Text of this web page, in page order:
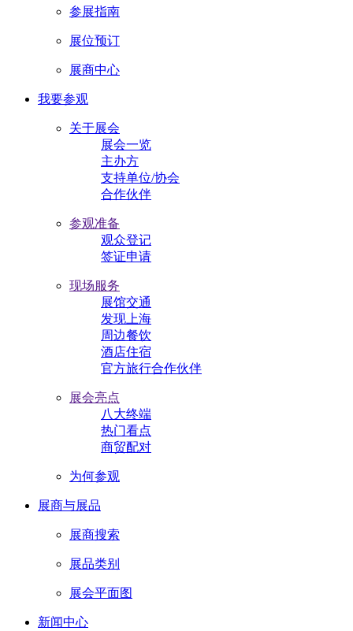
参展指南
展位预订
展商中心
我要参观
关于展会
展会一览
主办方
支持单位/协会
合作伙伴
参观准备
观众登记
签证申请
现场服务
展馆交通
发现上海
周边餐饮
酒店住宿
官方旅行合作伙伴
展会亮点
八大终端
热门看点
商贸配对
为何参观
展商与展品
展商搜索
展品类别
展会平面图
新闻中心